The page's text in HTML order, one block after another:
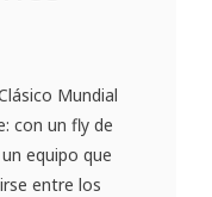
Mundial
con un fly de
equipo que
entre los